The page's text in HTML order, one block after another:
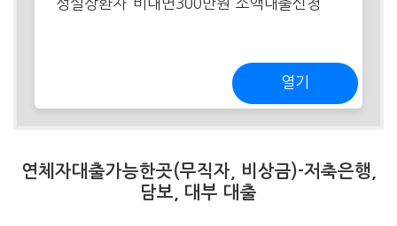
열기
연체자대출가능한곳(무직자, 비상금)-저축은행,
담보, 대부 대출